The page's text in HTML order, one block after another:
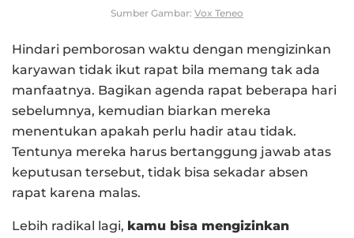
Sumber Gambar: Vox Teneo
Hindari pemborosan waktu dengan mengizinkan
karyawan tidak ikut rapat bila memang tak ada
manfaatnya. Bagikan agenda rapat beberapa hari
sebelumnya, kemudian biarkan mereka
menentukan apakah perlu hadir atau tidak.
Tentunya mereka harus bertanggung jawab atas
keputusan tersebut, tidak bisa sekadar absen
rapat karena malas.
Lebih radikal lagi, kamu bisa mengizinkan